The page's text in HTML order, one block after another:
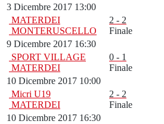
3 Dicembre 2017 13:00
MATERDEI
MONTERUSCELLO
2 - 2
Finale
9 Dicembre 2017 16:30
SPORT VILLAGE
MATERDEI
0 - 1
Finale
10 Dicembre 2017 10:00
Micri U19
MATERDEI
2 - 2
Finale
10 Dicembre 2017 16:30